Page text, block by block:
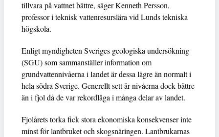
tillvara på vattnet bättre, säger Kenneth Persson,
professor i teknisk vattenresurslära vid Lunds tekniska
högskola.
Enligt myndigheten Sveriges geologiska undersökning
(SGU) som sammanställer information om
grundvattennivåerna i landet är dessa lägre än normalt i
hela södra Sverige. Generellt sett är nivåerna dock bättre
än i fjol då de var rekordlåga i många delar av landet.
Fjolårets torka fick stora ekonomiska konsekvenser inte
minst för lantbruket och skogsnäringen. Lantbrukarnas